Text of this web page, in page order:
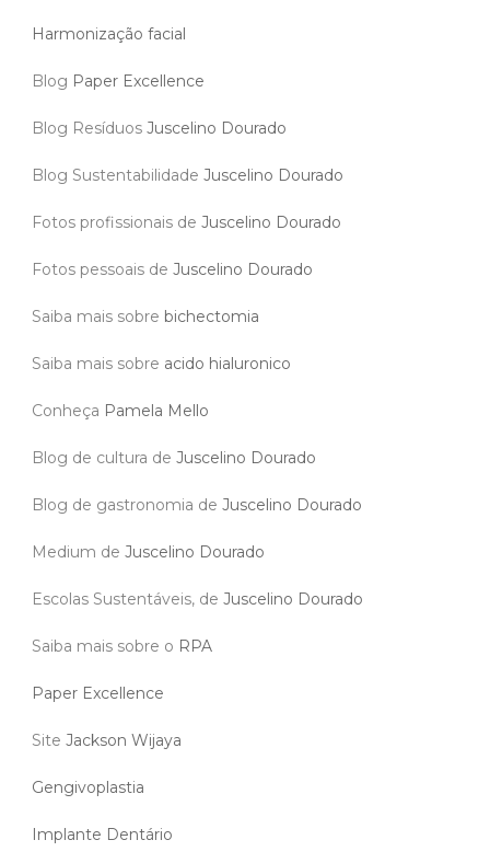
Harmonização facial
Blog Paper Excellence
Blog Resíduos Juscelino Dourado
Blog Sustentabilidade Juscelino Dourado
Fotos profissionais de Juscelino Dourado
Fotos pessoais de Juscelino Dourado
Saiba mais sobre bichectomia
Saiba mais sobre acido hialuronico
Conheça Pamela Mello
Blog de cultura de Juscelino Dourado
Blog de gastronomia de Juscelino Dourado
Medium de Juscelino Dourado
Escolas Sustentáveis, de Juscelino Dourado
Saiba mais sobre o RPA
Paper Excellence
Site Jackson Wijaya
Gengivoplastia
Implante Dentário